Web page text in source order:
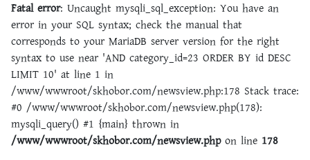
Fatal error: Uncaught mysqli_sql_exception: You have an
error in your SQL syntax; check the manual that
corresponds to your MariaDB server version for the right
syntax to use near 'AND category_id=23 ORDER BY id DESC
LIMIT 10' at line 1 in
/www/wwwroot/skhobor.com/newsview.php:178 Stack trace:
#0 /www/wwwroot/skhobor.com/newsview.php(178):
mysqli_query() #1 {main} thrown in
/www/wwwroot/skhobor.com/newsview.phpon line 178